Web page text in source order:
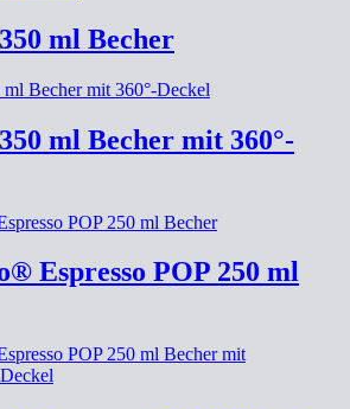
ml Becher
ml Becher mit 360°-
Espresso POP 250 ml